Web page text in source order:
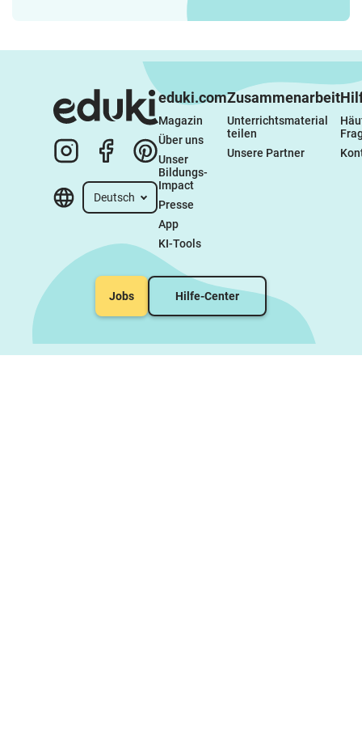
Deutsch
eduki.com
Magazin
Über uns
Unser
Bildungs-
Impact
Presse
App
KI-Tools
Zusammenarbeit
Unterrichtsmaterial
teilen
Unsere Partner
Jobs Hilfe-Center